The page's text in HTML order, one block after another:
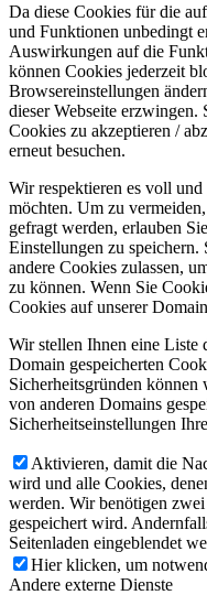
Da diese Cookies für die
und Funktionen unbedingt
Auswirkungen auf die
können Cookies jederzeit
Browsereinstellungen
dieser Webseite
Cookies zu akzeptieren /
erneut besuchen.
Wir respektieren es voll
möchten. Um zu
gefragt werden, erlauben
Einstellungen zu speichern.
andere Cookies zulassen,
zu können. Wenn Sie
Cookies auf unserer
Wir stellen Ihnen eine Liste
Domain gespeicherten
Sicherheitsgründen
von anderen Domains
Sicherheitseinstellungen
Aktivieren, damit die
wird und alle Cookies,
werden. Wir benötigen
gespeichert wird.
Seitenladen eingeblendet
Hier klicken, um
Andere externe Dienste